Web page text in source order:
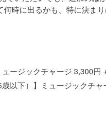
何時に出るかも、特に決ま
ュージックチャージ 3,300円
歳以下）】ミュージックチ